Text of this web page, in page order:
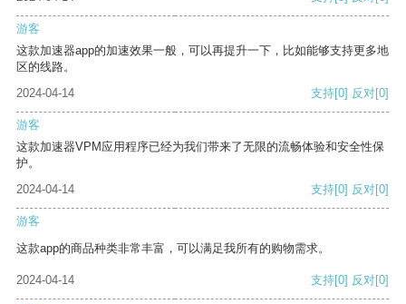
游客
这款加速器app的加速效果一般，可以再提升一下，比如能够支持更多地
区的线路。
2024-04-14
支持[0] 反对[0]
游客
这款加速器VPM应用程序已经为我们带来了无限的流畅体验和安全性保
护。
2024-04-14
支持[0] 反对[0]
游客
这款app的商品种类非常丰富，可以满足我所有的购物需求。
2024-04-14 支持[0] 反对[0]